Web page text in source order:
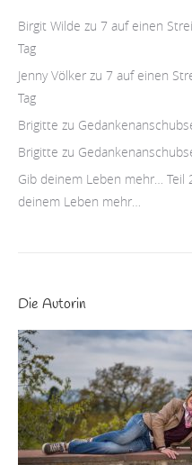
Birgit Wilde zu 7 auf einen
Tag
Jenny Völker zu 7 auf einen
Tag
Brigitte zu
Brigitte zu
Gib deinem Leben mehr…
deinem Leben mehr…
Die Autorin